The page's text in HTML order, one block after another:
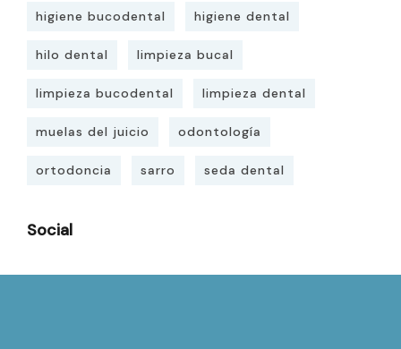
higiene bucodental higiene dental
hilo dental limpieza bucal
limpieza bucodental limpieza dental
muelas del juicio odontología
ortodoncia sarro seda dental
Social